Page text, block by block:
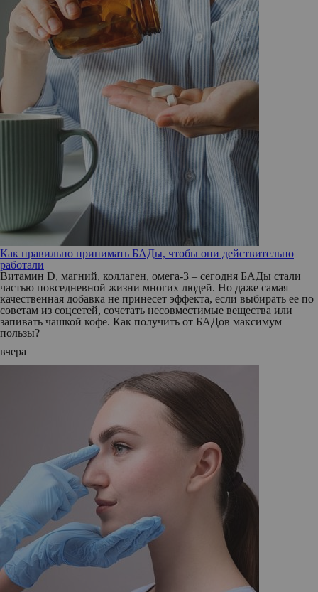
Как правильно принимать БАДы, чтобы они действительно
работали
Витамин D, магний, коллаген, омега-3 – сегодня БАДы стали
частью повседневной жизни многих людей. Но даже самая
качественная добавка не принесет эффекта, если выбирать ее по
советам из соцсетей, сочетать несовместимые вещества или
запивать чашкой кофе. Как получить от БАДов максимум
пользы?
вчера